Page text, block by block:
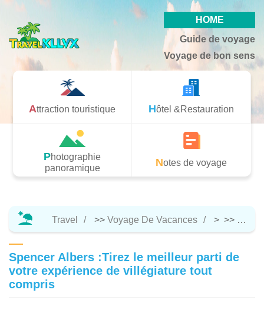
HOME
Guide de voyage
Voyage de bon sens
Attraction touristique Hôtel &Restauration
Photographie
panoramique
Notes de voyage
Travel >> Voyage De Vacances > >>
Spencer Albers :Tirez le meilleur parti de
votre expérience de villégiature tout
compris